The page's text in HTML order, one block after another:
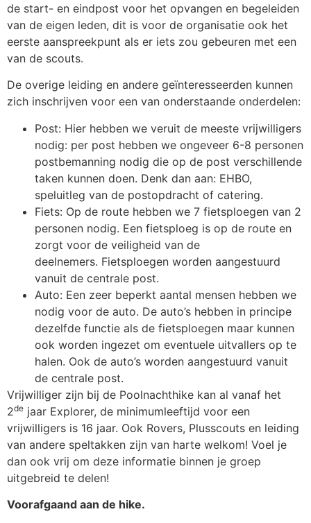
de start- en eindpost voor het opvangen en begeleiden
van de eigen leden, dit is voor de organisatie ook het
eerste aanspreekpunt als er iets zou gebeuren met een
van de scouts.
De overige leiding en andere geïnteresseerden kunnen
zich inschrijven voor een van onderstaande onderdelen:
Post: Hier hebben we veruit de meeste vrijwilligers
nodig: per post hebben we ongeveer 6-8 personen
postbemanning nodig die op de post verschillende
taken kunnen doen. Denk dan aan: EHBO,
speluitleg van de postopdracht of catering.
Fiets: Op de route hebben we 7 fietsploegen van 2
personen nodig. Een fietsploeg is op de route en
zorgt voor de veiligheid van de
deelnemers. Fietsploegen worden aangestuurd
vanuit de centrale post.
Auto: Een zeer beperkt aantal mensen hebben we
nodig voor de auto. De auto’s hebben in principe
dezelfde functie als de fietsploegen maar kunnen
ook worden ingezet om eventuele uitvallers op te
halen. Ook de auto’s worden aangestuurd vanuit
de centrale post.
Vrijwilliger zijn bij de Poolnachthike kan al vanaf het
2de jaar Explorer, de minimumleeftijd voor een
vrijwilligers is 16 jaar. Ook Rovers, Plusscouts en leiding
van andere speltakken zijn van harte welkom! Voel je
dan ook vrij om deze informatie binnen je groep
uitgebreid te delen!
Voorafgaand aan de hike.